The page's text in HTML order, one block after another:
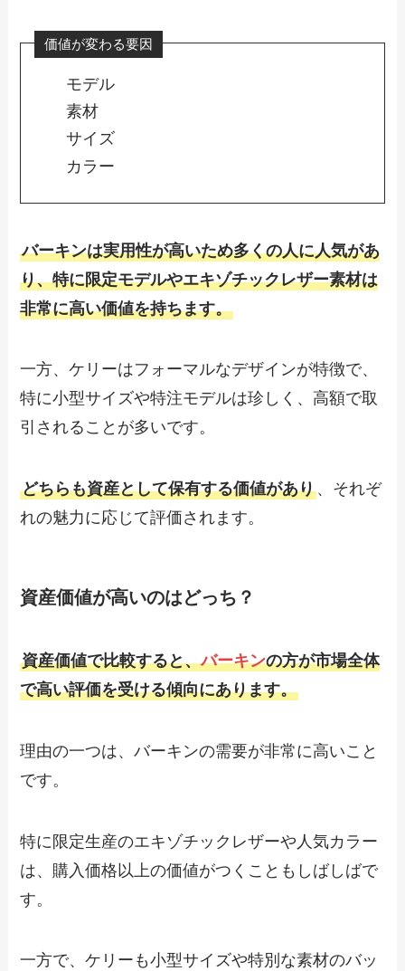
価値が変わる要因
モデル
素材
サイズ
カラー
バーキンは実用性が高いため多くの人に人気があ
り、特に限定モデルやエキゾチックレザー素材は
非常に高い価値を持ちます。
一方、ケリーはフォーマルなデザインが特徴で、
特に小型サイズや特注モデルは珍しく、高額で取
引されることが多いです。
どちらも資産として保有する価値があり、それぞ
れの魅力に応じて評価されます。
資産価値が高いのはどっち？
資産価値で比較すると、バーキンの方が市場全体
で高い評価を受ける傾向にあります。
理由の一つは、バーキンの需要が非常に高いこと
です。
特に限定生産のエキゾチックレザーや人気カラー
は、購入価格以上の価値がつくこともしばしばで
す。
一方で、ケリーも小型サイズや特別な素材のバッ